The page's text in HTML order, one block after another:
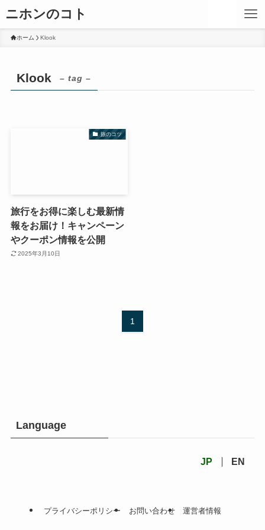
ニホンのコト
ホーム Klook
Klook – tag –
旅のコツ
旅行をお得に楽しむ最新情
報をお届け！キャンペーン
やクーポン情報を公開
2025年3月10日
1
Language
EN
JP
プライバシーポリシー お問い合わせ 運営者情報